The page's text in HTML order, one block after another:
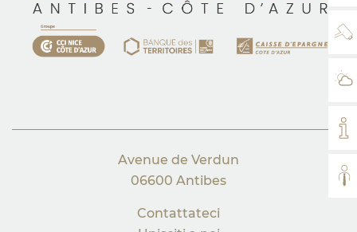
IL
IL
Avenue de Verdun
06600 Antibes
Contattateci